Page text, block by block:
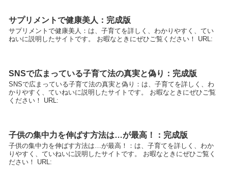
サプリメントで健康美人：完成版
サプリメントで健康美人：は、子育てを詳しく、わかりやすく、てい
ねいに説明したサイトです。 お暇なときにぜひご覧ください！ URL:
SNSで広まっている子育て法の真実と偽り：完成版
SNSで広まっている子育て法の真実と偽り：は、子育てを詳しく、わ
かりやすく、ていねいに説明したサイトです。 お暇なときにぜひご覧
ください！ URL:
子供の集中力を伸ばす方法は…が最高！：完成版
子供の集中力を伸ばす方法は…が最高！：は、子育てを詳しく、わか
りやすく、ていねいに説明したサイトです。 お暇なときにぜひご覧く
ださい！ URL: